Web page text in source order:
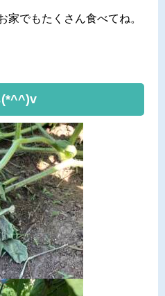
家でもたくさん食べてね。